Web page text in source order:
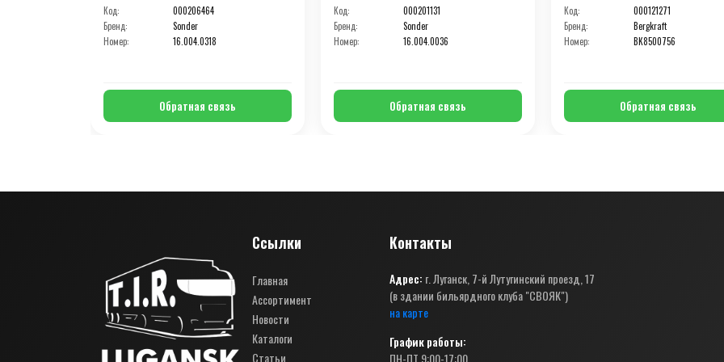
Код:
000206464
Бренд:
Sonder
Номер:
16.004.0318
Обратная связь
Код:
000201131
Бренд:
Sonder
Номер:
16.004.0036
Обратная связь
Код:
000121271
Бренд:
Bergkraft
Номер:
BK8500756
Обратная связь
Ссылки
Главная
Ассортимент
Новости
Каталоги
Статьи
Контакты
Адрес: г. Луганск, 7-й Лутугинский проезд, 17
(в здании бильярдного клуба "СВОЯК")
на карте
График работы:
ПН-ПТ 9:00-17:00